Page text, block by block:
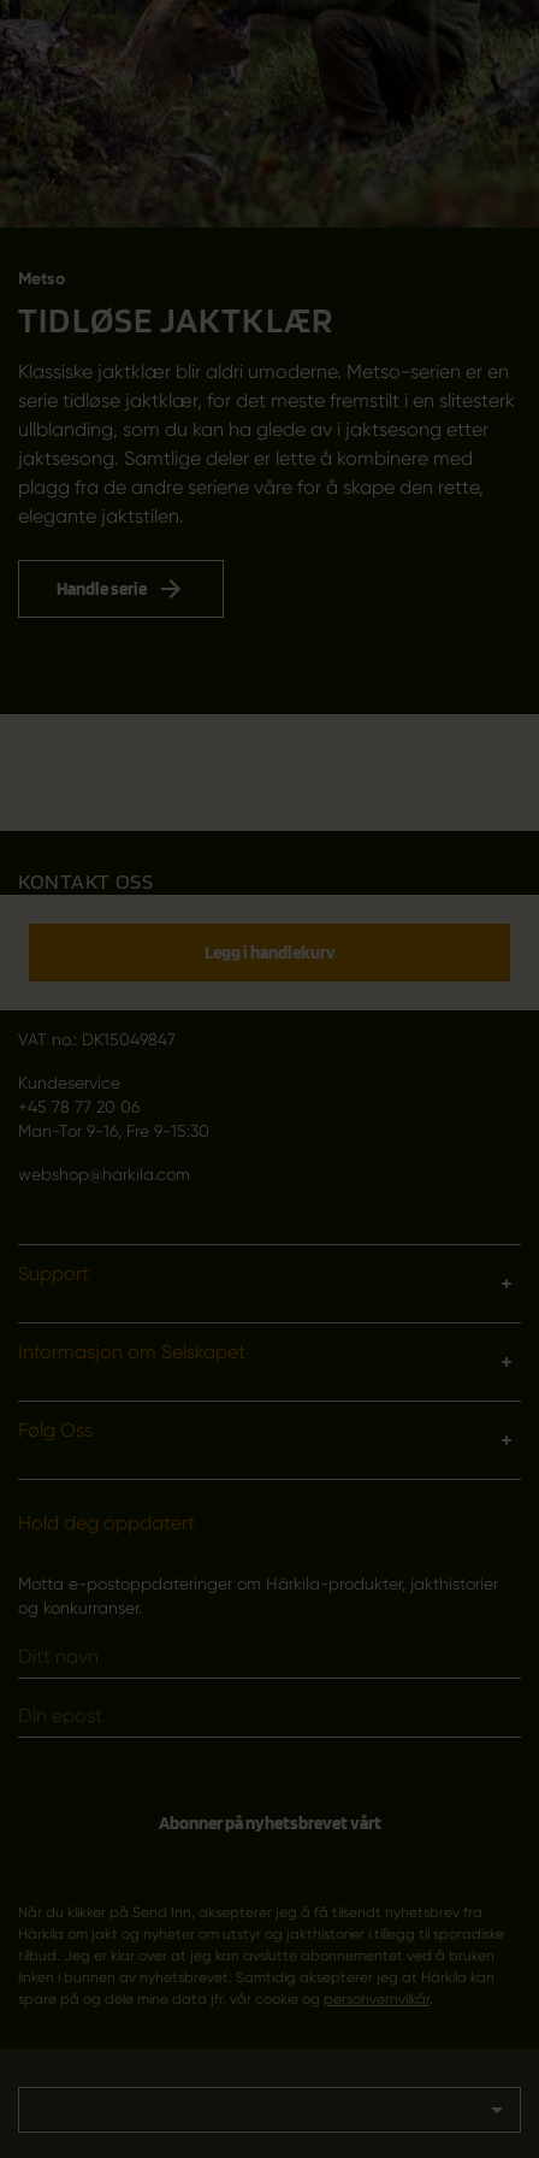
Metso
TIDLØSE JAKTKLÆR
Klassiske jaktklær blir aldri umoderne. Metso-serien er en
serie tidløse jaktklær, for det meste fremstilt i en slitesterk
ullblanding, som du kan ha glede av i jaktsesong etter
jaktsesong. Samtlige deler er lette å kombinere med
plagg fra de andre seriene våre for å skape den rette,
elegante jaktstilen.
Handle serie
Legg i handlekurv
KONTAKT OSS
Outfit International A/S
VAT no.: DK15049847
Kundeservice
+45 78 77 20 06
Man-Tor 9-16, Fre 9-15:30
webshop@harkila.com
Support
Informasjon om Selskapet
Følg Oss
Hold deg oppdatert
Motta e-postoppdateringer om Härkila-produkter, jakthistorier
og konkurranser.
Abonner på nyhetsbrevet vårt
Når du klikker på Send Inn, aksepterer jeg å få tilsendt nyhetsbrev fra
Härkila om jakt og nyheter om utstyr og jakthistorier i tillegg til sporadiske
tilbud. Jeg er klar over at jeg kan avslutte abonnementet ved å bruken
linken i bunnen av nyhetsbrevet. Samtidig aksepterer jeg at Härkila kan
spare på og dele mine data jfr. vår cookie og personvernvilkår.